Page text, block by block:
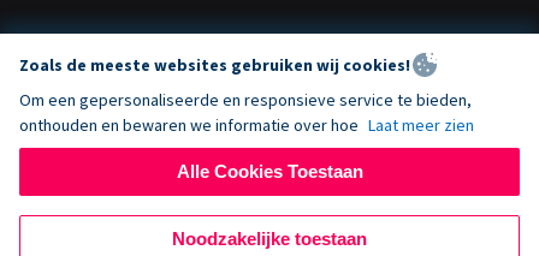
Zoals de meeste websites gebruiken wij cookies!
Om een gepersonaliseerde en responsieve service te bieden,
onthouden en bewaren we informatie over hoe Laat meer zien
Alle Cookies Toestaan
Noodzakelijke toestaan